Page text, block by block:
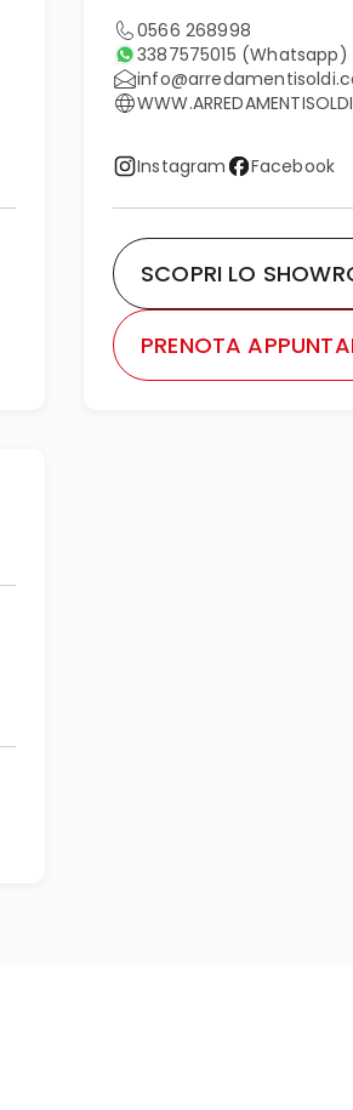
0566 268998
3387575015 (Whatsapp)
Instagram Facebook
SCOPRI LO
PRENOTA